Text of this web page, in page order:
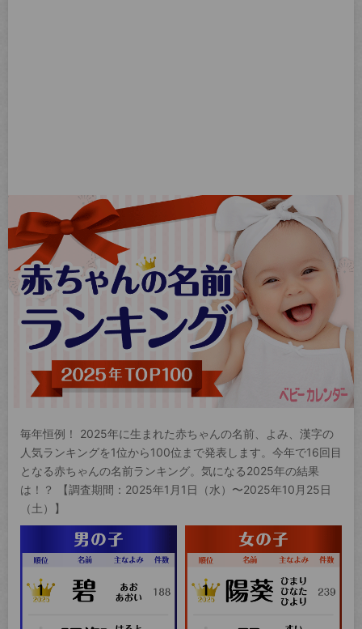
毎年恒例！ 2025年に生まれた赤ちゃんの名前、よみ、漢字の
人気ランキングを1位から100位まで発表します。今年で16回目
となる赤ちゃんの名前ランキング。気になる2025年の結果
は！？ 【調査期間：2025年1月1日（水）〜2025年10月25日
（土）】